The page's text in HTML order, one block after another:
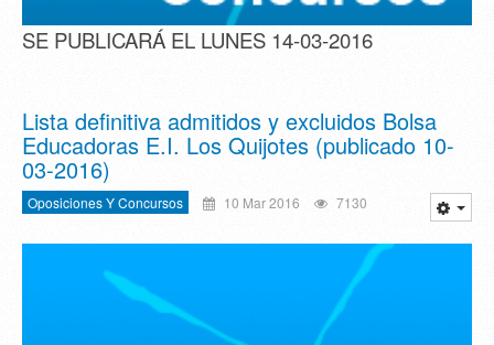
SE PUBLICARÁ EL LUNES 14-03-2016
Lista definitiva admitidos y excluidos Bolsa
Educadoras E.I. Los Quijotes (publicado 10-
03-2016)
Oposiciones Y Concursos 10 Mar 2016 7130